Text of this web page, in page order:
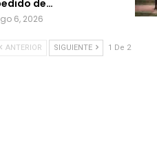
de…
6, 2026
ANTERIOR SIGUIENTE 1 De 2